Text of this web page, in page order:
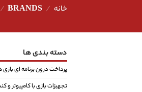
خانه /
/
دسته بندی ها
پرداخت درون برنامه ای بازی
تجهیزات بازی با کامپیوتر و